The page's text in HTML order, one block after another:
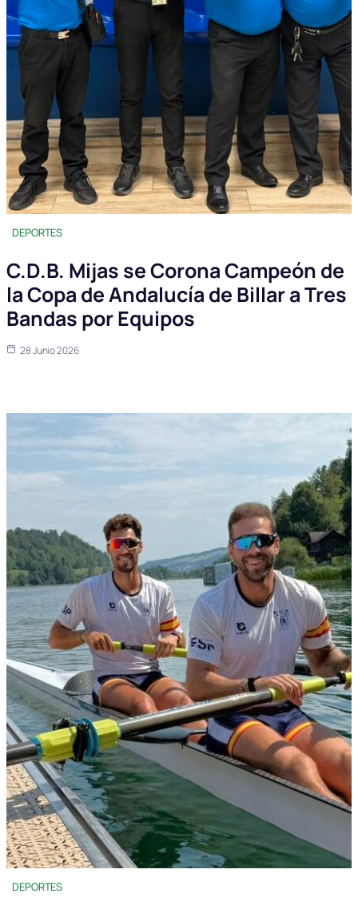
DEPORTES
C.D.B. Mijas se Corona Campeón de
la Copa de Andalucía de Billar a Tres
Bandas por Equipos
28 Junio 2026
DEPORTES